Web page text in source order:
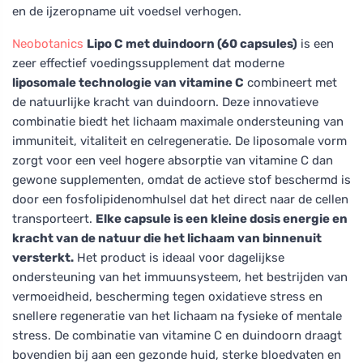
en de ijzeropname uit voedsel verhogen.
Neobotanics Lipo C met duindoorn (60 capsules) is een
zeer effectief voedingssupplement dat moderne
liposomale technologie van vitamine C combineert met
de natuurlijke kracht van duindoorn. Deze innovatieve
combinatie biedt het lichaam maximale ondersteuning van
immuniteit, vitaliteit en celregeneratie. De liposomale vorm
zorgt voor een veel hogere absorptie van vitamine C dan
gewone supplementen, omdat de actieve stof beschermd is
door een fosfolipidenomhulsel dat het direct naar de cellen
transporteert. Elke capsule is een kleine dosis energie en
kracht van de natuur die het lichaam van binnenuit
versterkt. Het product is ideaal voor dagelijkse
ondersteuning van het immuunsysteem, het bestrijden van
vermoeidheid, bescherming tegen oxidatieve stress en
snellere regeneratie van het lichaam na fysieke of mentale
stress. De combinatie van vitamine C en duindoorn draagt
bovendien bij aan een gezonde huid, sterke bloedvaten en